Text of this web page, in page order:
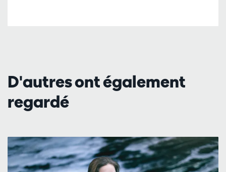
D'autres ont également
regardé